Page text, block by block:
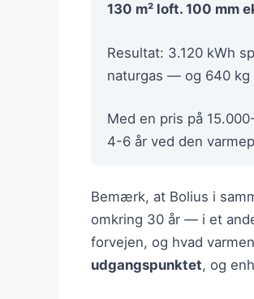
130 m² loft. 100 mm
Resultat: 3.120 kWh
naturgas — og 640 kg
Med en pris på
4-6 år ved den
Bemærk, at Bolius i
omkring 30 år — i et
forvejen, og hvad
udgangspunktet, og